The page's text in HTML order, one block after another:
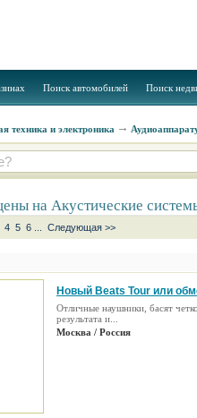
Поиск автомобилей Поиск
техника и электроника
на Акустические
4 5 6 Следующая >>
Новый Beats Tour или
Отличные наушники, басят
результата и...
Москва / Россия